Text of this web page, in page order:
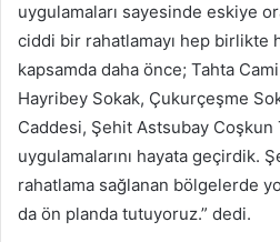
uygulamaları sayesinde eskiye
ciddi bir rahatlamayı hep birlikte
kapsamda daha önce; Tahta
Hayribey Sokak, Çukurçeşme
Caddesi, Şehit Astsubay
uygulamalarını hayata geçirdik.
rahatlama sağlanan bölgelerde yol
da ön planda tutuyoruz.” dedi.